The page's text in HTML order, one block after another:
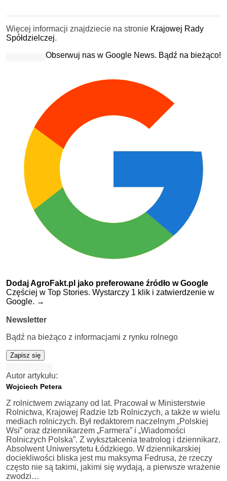
Więcej informacji znajdziecie na stronie Krajowej Rady
Spółdzielczej.
Obserwuj nas w Google News. Bądź na bieżąco!
Dodaj AgroFakt.pl jako preferowane źródło w Google
Częściej w Top Stories. Wystarczy 1 klik i zatwierdzenie w
Google. →
Newsletter
Bądź na bieżąco z informacjami z rynku rolnego
Zapisz się
Autor artykułu:
Wojciech Petera
Z rolnictwem związany od lat. Pracował w Ministerstwie
Rolnictwa, Krajowej Radzie Izb Rolniczych, a także w wielu
mediach rolniczych. Był redaktorem naczelnym „Polskiej
Wsi” oraz dziennikarzem „Farmera” i „Wiadomości
Rolniczych Polska”. Z wykształcenia teatrolog i dziennikarz.
Absolwent Uniwersytetu Łódzkiego. W dziennikarskiej
dociekliwości bliska jest mu maksyma Fedrusa, że rzeczy
często nie są takimi, jakimi się wydają, a pierwsze wrażenie
zwodzi…